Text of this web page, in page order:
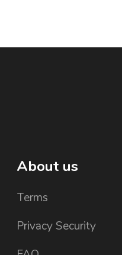
About us
Terms
Privacy Security